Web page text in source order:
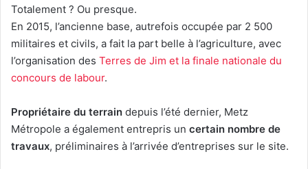
Totalement ? Ou presque.
En 2015, l’ancienne base, autrefois occupée par 2 500
militaires et civils, a fait la part belle à l’agriculture, avec
l’organisation des Terres de Jim et la finale nationale du
concours de labour.
Propriétaire du terrain depuis l’été dernier, Metz
Métropole a également entrepris un certain nombre de
travaux, préliminaires à l’arrivée d’entreprises sur le site.